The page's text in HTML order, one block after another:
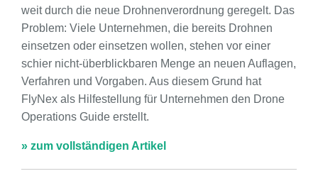
weit durch die neue Drohnenverordnung geregelt. Das
Problem: Viele Unternehmen, die bereits Drohnen
einsetzen oder einsetzen wollen, stehen vor einer
schier nicht-überblickbaren Menge an neuen Auflagen,
Verfahren und Vorgaben. Aus diesem Grund hat
FlyNex als Hilfestellung für Unternehmen den Drone
Operations Guide erstellt.
» zum vollständigen Artikel